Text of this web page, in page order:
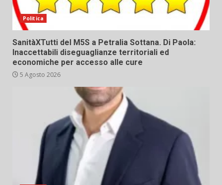
Politica
SanitàXTutti del M5S a Petralia Sottana. Di Paola:
Inaccettabili diseguaglianze territoriali ed
economiche per accesso alle cure
5 Agosto 2026